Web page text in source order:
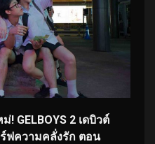
! GELBOYS 2 เดบิวต์
ฟความคลั่งรัก ตอน